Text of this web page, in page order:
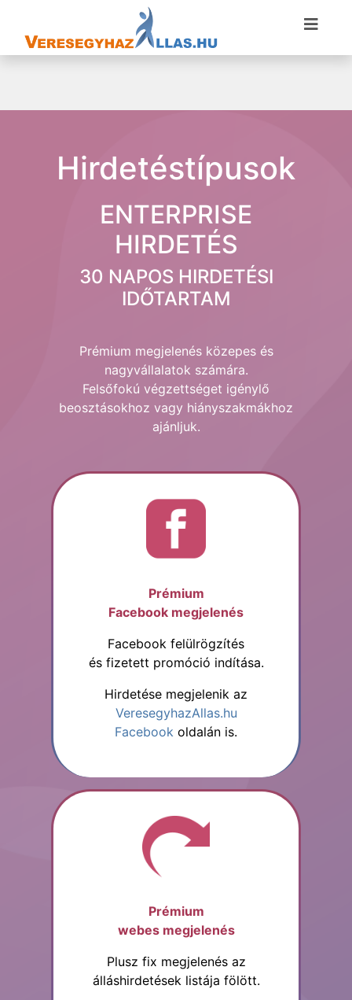
Hirdetéstípusok
ENTERPRISE
HIRDETÉS
30 NAPOS HIRDETÉSI
IDŐTARTAM
Prémium megjelenés közepes és
nagyvállalatok számára.
Felsőfokú végzettséget igénylő
beosztásokhoz vagy hiányszakmákhoz
ajánljuk.
Prémium
Facebook megjelenés
Facebook felülrögzítés
és fizetett promóció indítása.
Hirdetése megjelenik az
VeresegyhazAllas.hu
Facebook oldalán is.
Prémium
webes megjelenés
Plusz fix megjelenés az
álláshirdetések listája fölött.